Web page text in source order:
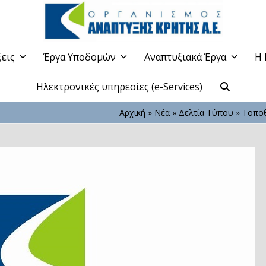
Έργα Υποδομών Αναπτυξιακά Έργα Η
Ηλεκτρονικές υπηρεσίες (e-Services)
Αρχική » Νέα» Δελτία Τύπου »